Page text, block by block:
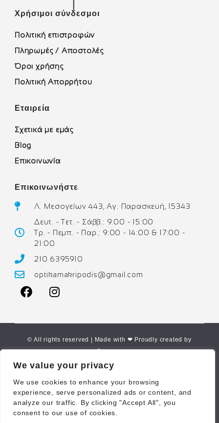
We value your privacy
We use cookies to enhance your browsing
experience, serve personalized ads or content, and
analyze our traffic. By clicking "Accept All", you
consent to our use of cookies.
Χρήσιμοι σύνδεσμοι
Πολιτική επιστροφών
Πληρωμές / Αποστολές
Όροι χρήσης
Πολιτική Απορρήτου
Εταιρεία
Σχετικά με εμάς
Blog
Επικοινωνία
Επικοινωνήστε
Λ. Μεσογείων 443, Αγ. Παρασκευή, 15343
Δευτ. - Τετ. - Σάββ.: 9:00 - 15:00
Τρ. - Πεμπ. - Παρ.: 9:00 - 14:00 & 17:00 -
21:00
210 6395910
optikamakripodis@gmail.com
© All rights reserved | Made with ❤ Proudly created by
Corne.gr